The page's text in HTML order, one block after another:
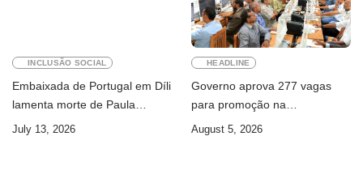
INCLUSÃO SOCIAL
Embaixada de Portugal em Díli
lamenta morte de Paula
Ferreira Pinto
July 13, 2026
HEADLINE
Governo aprova 277 vagas
para promoção na
Administração Pública
August 5, 2026